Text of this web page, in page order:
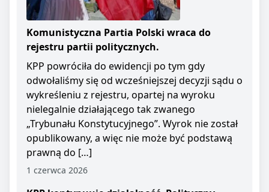
Komunistyczna Partia Polski wraca do
rejestru partii politycznych.
KPP powróciła do ewidencji po tym gdy
odwołaliśmy się od wcześniejszej decyzji sądu o
wykreśleniu z rejestru, opartej na wyroku
nielegalnie działającego tak zwanego
„Trybunału Konstytucyjnego”. Wyrok nie został
opublikowany, a więc nie może być podstawą
prawną do […]
1 czerwca 2026